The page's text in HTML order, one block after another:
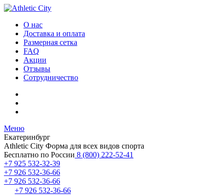
О нас
Доставка и оплата
Размерная сетка
FAQ
Акции
Отзывы
Сотрудничество
Меню
Екатеринбург
Athletic City Форма для всех видов спорта
Бесплатно по России 8 (800) 222-52-41
+7 925 532-32-39
+7 926 532-36-66
+7 926 532-36-66
+7 926 532-36-66